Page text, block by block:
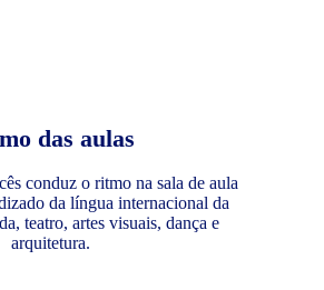
das aulas
conduz o ritmo na sala de aula
da língua internacional da
teatro, artes visuais, dança e
arquitetura.